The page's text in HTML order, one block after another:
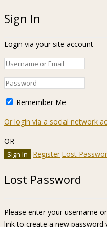
Sign In
Login via your site account
Remember Me
Or login via a social network
OR
Register Lost
Lost Password
Please enter your username
link to create a new password